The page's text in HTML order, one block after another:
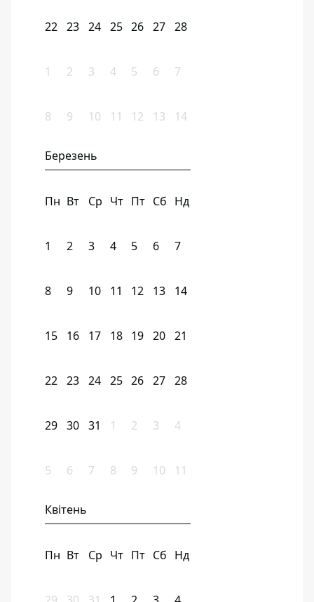
22 23 24 25 26 27 28
1 2 3 4 5 6 7
8 9 10 11 12 13 14
Березень
Пн Вт Ср Чт Пт Сб Нд
1 2 3 4 5 6 7
8 9 10 11 12 13 14
15 16 17 18 19 20 21
22 23 24 25 26 27 28
29 30 31 1 2 3 4
5 6 7 8 9 10 11
Квітень
Пн Вт Ср Чт Пт Сб Нд